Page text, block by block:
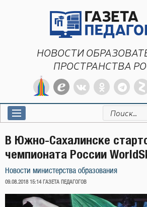
НОВОСТИ
ПРОСТРАНСТВА
Искать:
В Южно-Сахалинске
чемпионата России
Новости министерства образования
ОПУБЛИКОВАНО
09.08.2018 15:14 ГАЗЕТА ПЕДАГОГОВ